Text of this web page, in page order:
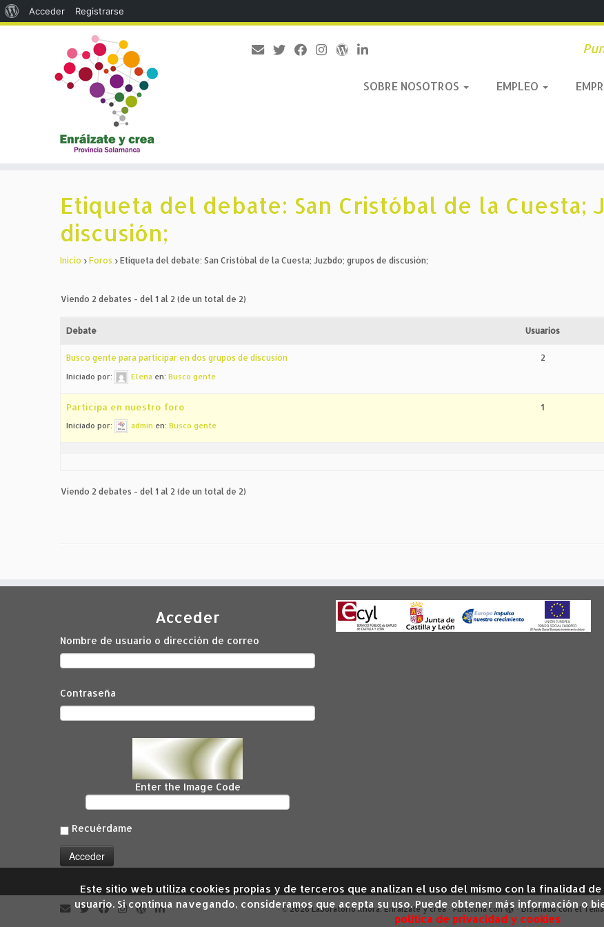
Este sitio web utiliza cookies propias y de terceros que analizan el uso del mismo con la finalidad
usuario. Si continua navegando, consideramos que acepta su uso. Puede obtener más información o
política de privacidad y cookies
SOBRE NOSOTROS EMPLEO
Etiqueta del debate: San Cristóbal de la Cuesta;
discusión;
Inicio › Foros › Etiqueta del debate: San Cristóbal de la Cuesta; Juzbdo; grupos de discusión;
Viendo 2 debates - del 1 al 2 (de un total de 2)
Debate Usuarios
Busco gente para participar en dos grupos de discusión
Iniciado por: Elena en: Busco gente
2
Participa en nuestro foro
Iniciado por: admin en: Busco gente
1
Viendo 2 debates - del 1 al 2 (de un total de 2)
Acceder
Nombre de usuario o dirección de correo
Contraseña
Enter the Image Code
Recuérdame
· © 2026 Laboratorio Khora: Enráizate y crea·Funciona con ·Diseñado con el
Acerca
Acceder
Registrarse